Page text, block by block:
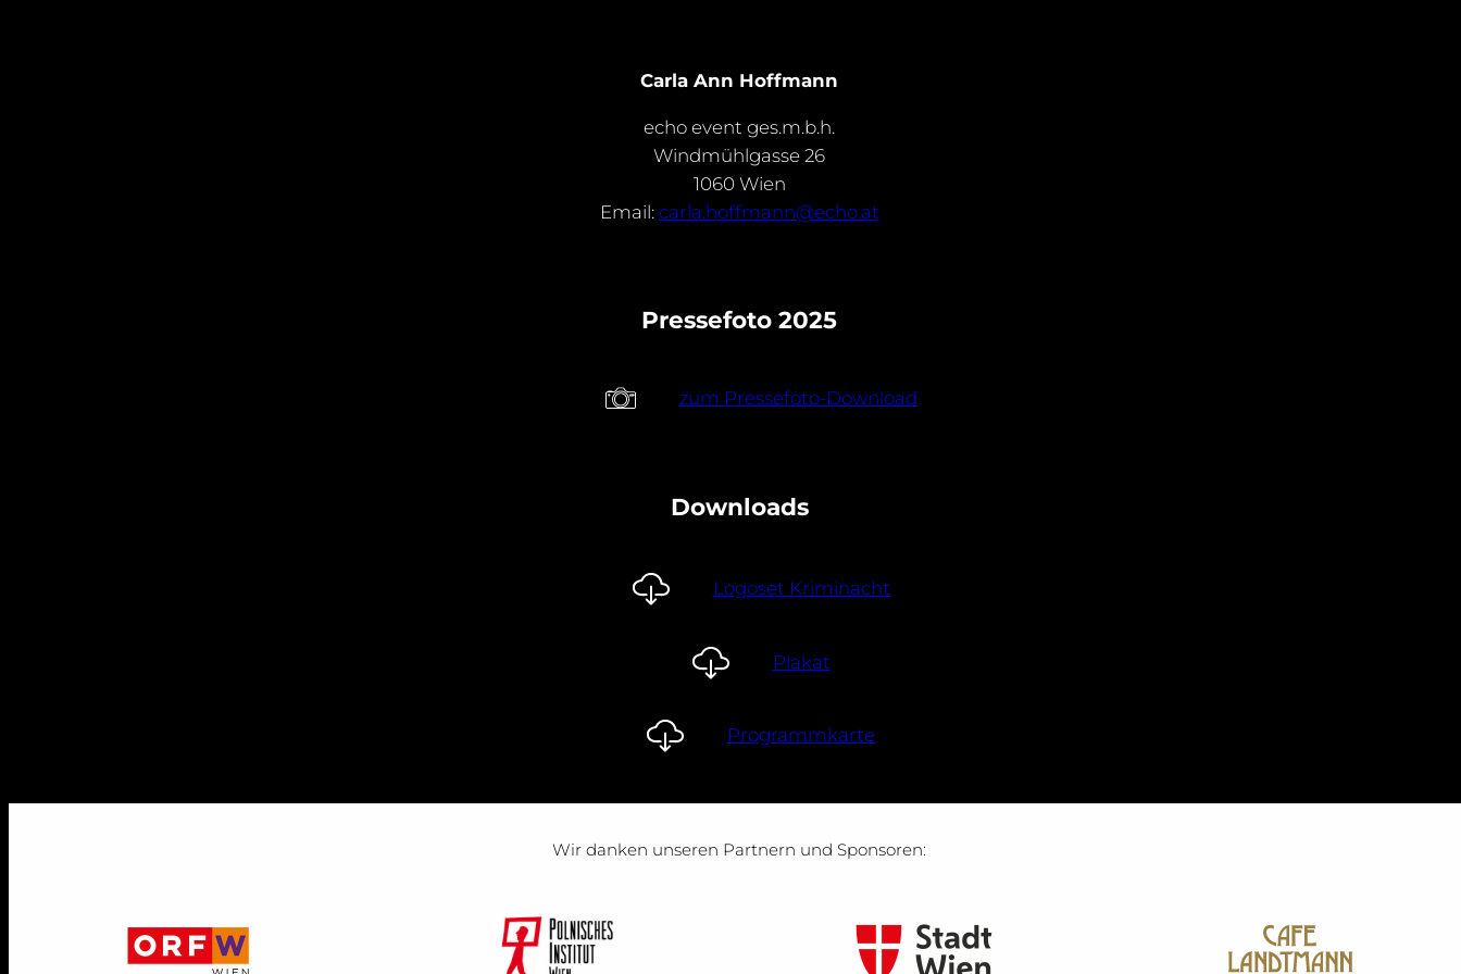
Carla Ann Hoffmann
echo event ges.m.b.h.
Windmühlgasse 26
1060 Wien
Email: carla.hoffmann@echo.at
Pressefoto 2025
zum Pressefoto-Download
Downloads
Logoset Kriminacht
Plakat
Programmkarte
Wir danken unseren Partnern und Sponsoren: